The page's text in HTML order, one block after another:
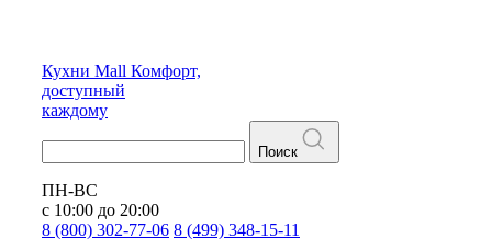
Кухни Mall Комфорт,
доступный
каждому
Поиск
ПН-ВС
с 10:00 до 20:00
8 (800) 302-77-06 8 (499) 348-15-11